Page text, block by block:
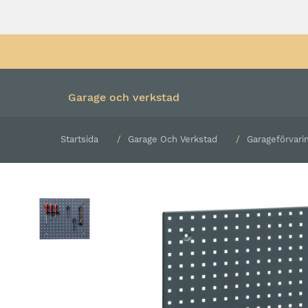
Garage och verkstad
Underskåp och hurtsar
Överskåp
Högskåp
Rullvagn
Startsida Garage Och Verkstad